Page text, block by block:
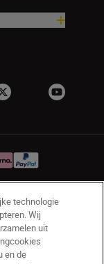
technologie
Wij
uit
en de